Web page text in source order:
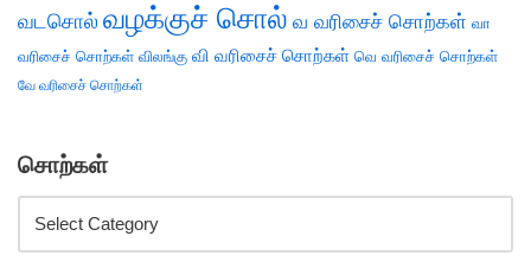
வடசொல் வழக்குச் சொல் வ வரிசைச் சொற்கள் வா
வரிசைச் சொற்கள் விலங்கு வி வரிசைச் சொற்கள் வெ வரிசைச் சொற்கள்
வே வரிசைச் சொற்கள்
சொற்கள்